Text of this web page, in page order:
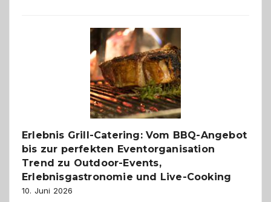
–
die
Gelegenheit,
neue
Reiseziele
zu
entdecken
Erlebnis Grill-Catering: Vom BBQ-Angebot
bis zur perfekten Eventorganisation
Trend zu Outdoor-Events,
Erlebnisgastronomie und Live-Cooking
10. Juni 2026